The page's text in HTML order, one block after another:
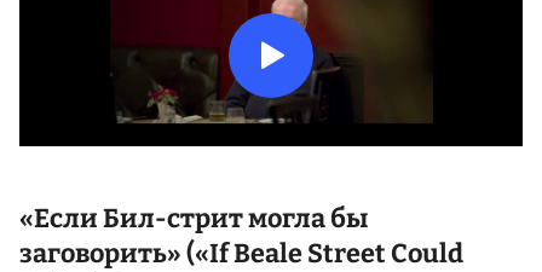
«Если Бил-стрит могла бы
заговорить» («If Beale Street Could